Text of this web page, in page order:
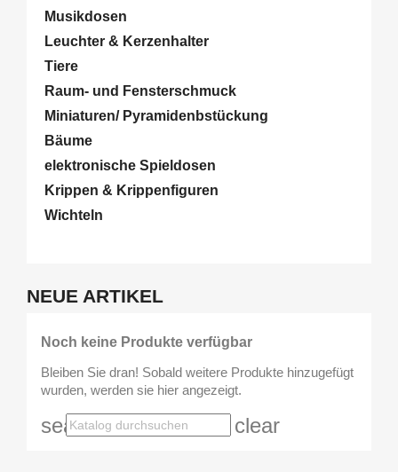
Musikdosen
Leuchter & Kerzenhalter
Tiere
Raum- und Fensterschmuck
Miniaturen/ Pyramidenbstückung
Bäume
elektronische Spieldosen
Krippen & Krippenfiguren
Wichteln
NEUE ARTIKEL
Noch keine Produkte verfügbar
Bleiben Sie dran! Sobald weitere Produkte hinzugefügt
wurden, werden sie hier angezeigt.
search clear